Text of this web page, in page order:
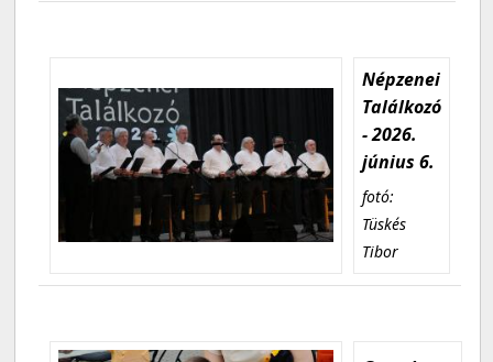
Népzenei
Találkozó
- 2026.
június 6.
fotó:
Tüskés
Tibor